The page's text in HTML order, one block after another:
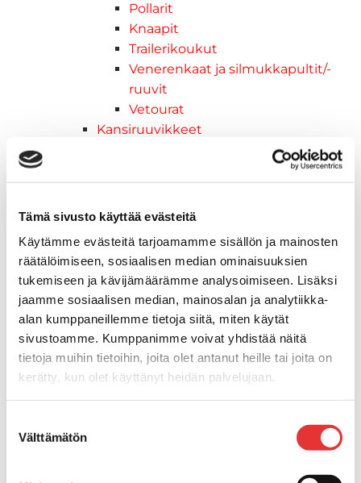
Tämä sivusto käyttää evästeitä
Käytämme evästeitä tarjoamamme sisällön ja mainosten
räätälöimiseen, sosiaalisen median ominaisuuksien
tukemiseen ja kävijämäärämme analysoimiseen. Lisäksi
jaamme sosiaalisen median, mainosalan ja analytiikka-
alan kumppaneillemme tietoja siitä, miten käytät
sivustoamme. Kumppanimme voivat yhdistää näitä
tietoja muihin tietoihin, joita olet antanut heille tai joita on
kerätty, kun olet käyttänyt heidän palvelujaan.
valinta
Välttämätön
Pollarit
Knaapit
Trailerikoukut
Venerenkaat ja silmukkapultit/-
ruuvit
Vetourat
Kansiruuvikkeet
Kansiruuvikkeiden varaosat
Polttoaine
Makea vesi
Keula- ja uimatasot
Keulatasot
Hankaimet
Galvanoitu
Messinki/kromattu